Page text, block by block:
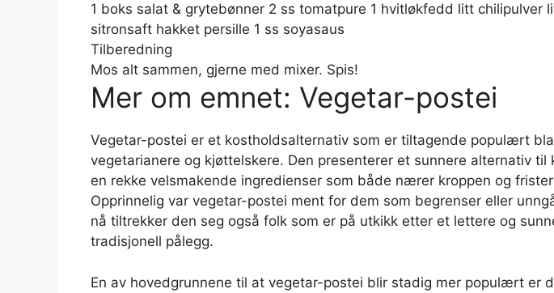
1 boks salat & grytebønner 2 ss tomatpure 1 hvitløkfedd litt chilipulver
sitronsaft hakket persille 1 ss soyasaus
Tilberedning
Mos alt sammen, gjerne med mixer. Spis!
Mer om emnet: Vegetar-postei
Vegetar-postei er et kostholdsalternativ som er tiltagende populært
vegetarianere og kjøttelskere. Den presenterer et sunnere alternativ til
en rekke velsmakende ingredienser som både nærer kroppen og
Opprinnelig var vegetar-postei ment for dem som begrenser eller
nå tiltrekker den seg også folk som er på utkikk etter et lettere og
tradisjonell pålegg.
En av hovedgrunnene til at vegetar-postei blir stadig mer populært er